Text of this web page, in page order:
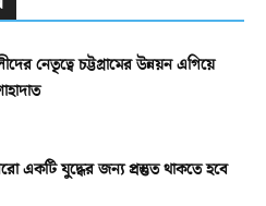
নেতৃত্বে চট্টগ্রামের উন্নয়ন এগিয়ে
একটি যুদ্ধের জন্য প্রস্তুত থাকতে হবে